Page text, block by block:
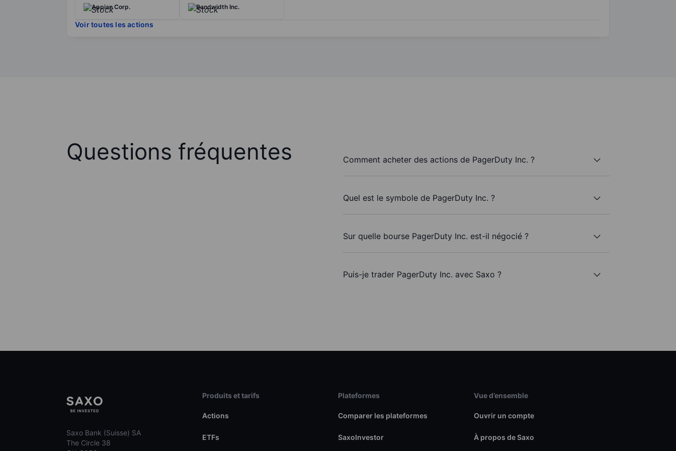
Appian Corp. Bandwidth Inc.
Voir toutes les actions
Questions fréquentes Comment acheter des actions de PagerDuty Inc. ?
Quel est le symbole de PagerDuty Inc. ?
Sur quelle bourse PagerDuty Inc. est-il négocié ?
Puis-je trader PagerDuty Inc. avec Saxo ?
Saxo Bank (Suisse) SA
The Circle 38
Produits et tarifs
Actions
ETFs
Plateformes
Comparer les plateformes
SaxoInvestor
Vue d’ensemble
Ouvrir un compte
À propos de Saxo